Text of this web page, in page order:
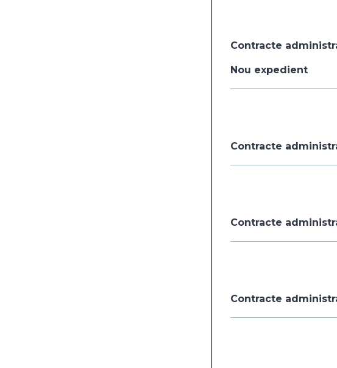
Contracte
Nou expedient
Contracte
Contracte
Contracte